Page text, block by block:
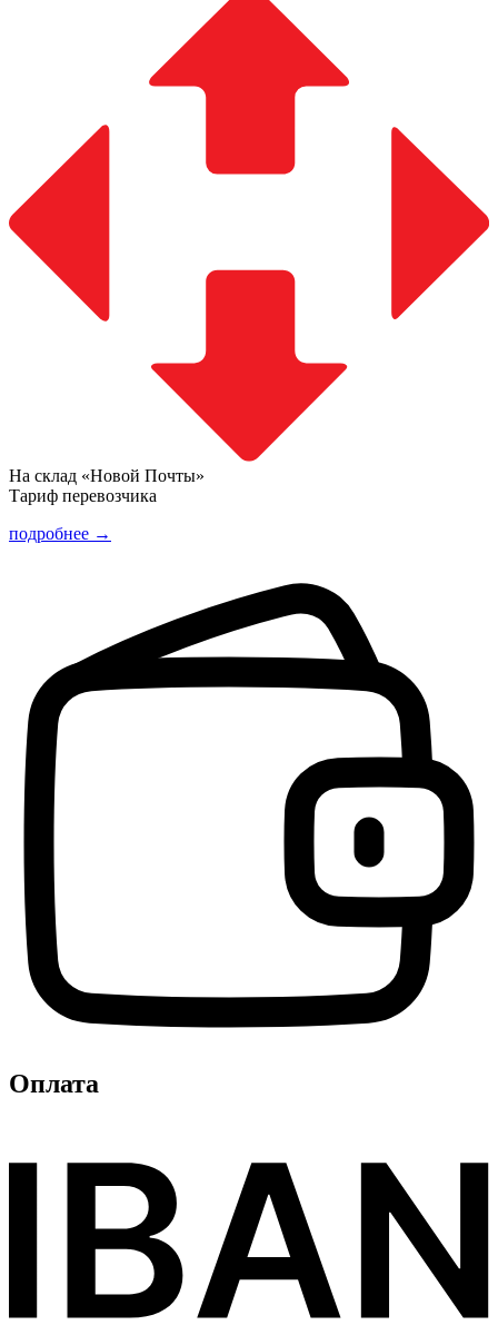
На склад «Новой Почты»
Тариф перевозчика
подробнее →
Оплата